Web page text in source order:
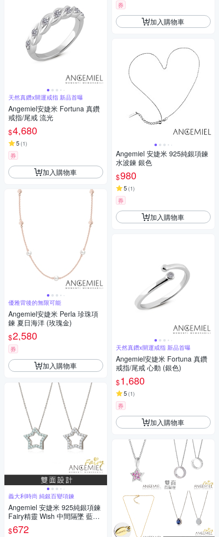
天然真鑽x開運戒指 新品首曝
Angemiel安婕米 Fortuna 真鑽
戒指/尾戒 流光
$4,680
5 (1)
券
加入購物車
優雅背後的無限可能
Angemiel安婕米 Perla 珍珠項
鍊 夏日海洋 (玫瑰金)
$2,580
券
加入購物車
義大利時尚 純銀百變項鍊
Angemiel 安婕米 925純銀項鍊
Fairy精靈 Wish 中間隔墜 藍鑽.
白鑽
$672
券
加入購物車
Angemiel 安婕米 925純銀項鍊
水波鍊 銀色
$980
5 (1)
券
加入購物車
天然真鑽x開運戒指 新品首曝
Angemiel安婕米 Fortuna 真鑽
戒指/尾戒 心動 (銀色)
$1,680
5 (1)
券
加入購物車